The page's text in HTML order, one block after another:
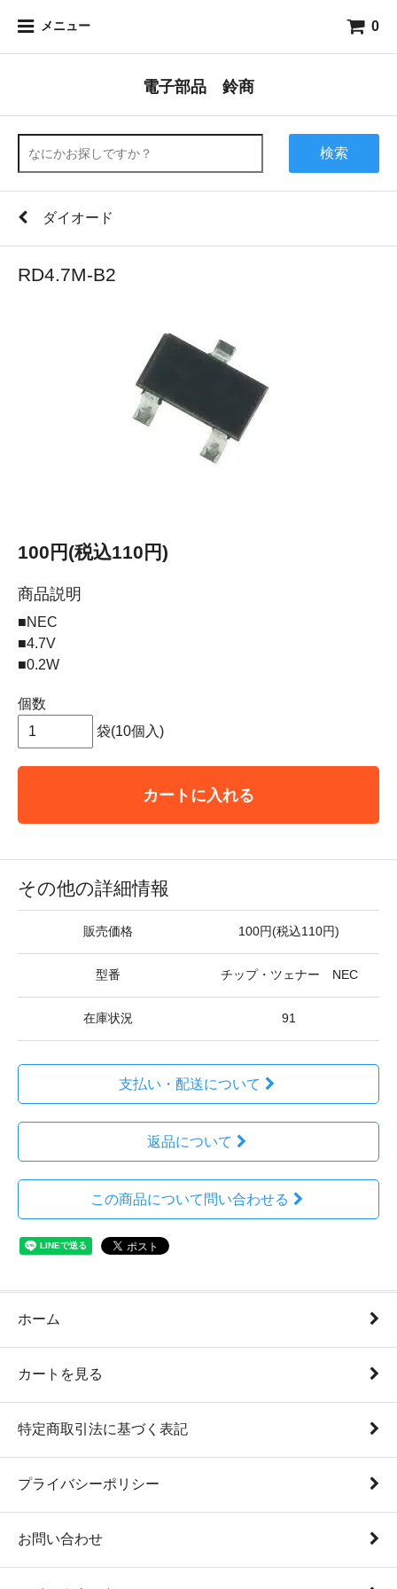
メニュー 0
電子部品 鈴商
検索
ダイオード
RD4.7M-B2
100円(税込110円)
商品説明
■NEC
■4.7V
■0.2W
個数
袋(10個入)
カートに入れる
その他の詳細情報
販売価格 100円(税込110円)
型番 チップ・ツェナー NEC
在庫状況 91
支払い・配送について
返品について
この商品について問い合わせる
ホーム
カートを見る
特定商取引法に基づく表記
プライバシーポリシー
お問い合わせ